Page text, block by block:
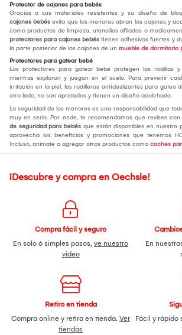
Protector de cajones para bebés
Gracias a sus materiales resistentes y su diseño de
cajones bebés evita que los menores abran los cajones y
como productos de limpieza, utensilios afilados o
protectores para cajones bebés tienen adhesivos fuertes y
la parte posterior de los cajones de un mueble de dormitorio
Protectores para gatear bebé
Los protectores para gatear bebé protegen las rodillas
mientras exploran y juegan en el suelo. Para prevenir
irritación en la piel, las rodilleras antideslizantes para gateo
otro lado, no son apretados y tienen un diseño acolchado.
La seguridad de los menores es una responsabilidad que
muy en serio. Por ende, te recomendamos que revises
de seguridad para bebés que están disponibles en nuestra
aprovecha los beneficios y promociones que tenemos
Incluso, anímate a agregar otros productos como coches
¡Descubre y compra en Oechsle!
Compra fácil y seguro
En solo 6 simples pasos, ve nuestro
video
En
Retiro en tienda
Compra online y retira en tienda. Ver
tiendas
Fácil y rápido